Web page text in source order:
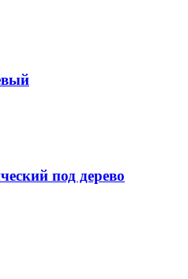
под дерево